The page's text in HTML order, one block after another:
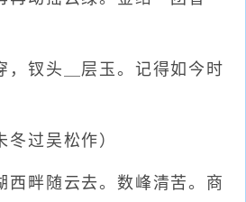
钗头＿层玉。记得如今时
过吴松作）
畔随云去。数峰清苦。商